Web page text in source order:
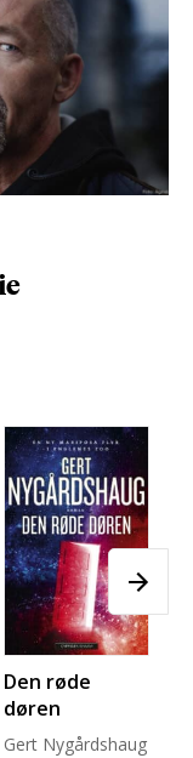
Den røde
døren
Gert Nygårdshaug